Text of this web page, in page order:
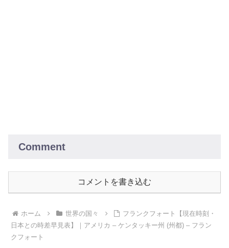
Comment
コメントを書き込む
ホーム 世界の国々
フランクフォート【現在時刻・
日本との時差早見表】｜アメリカ – ケンタッキー州 (州都) – フラン
クフォート